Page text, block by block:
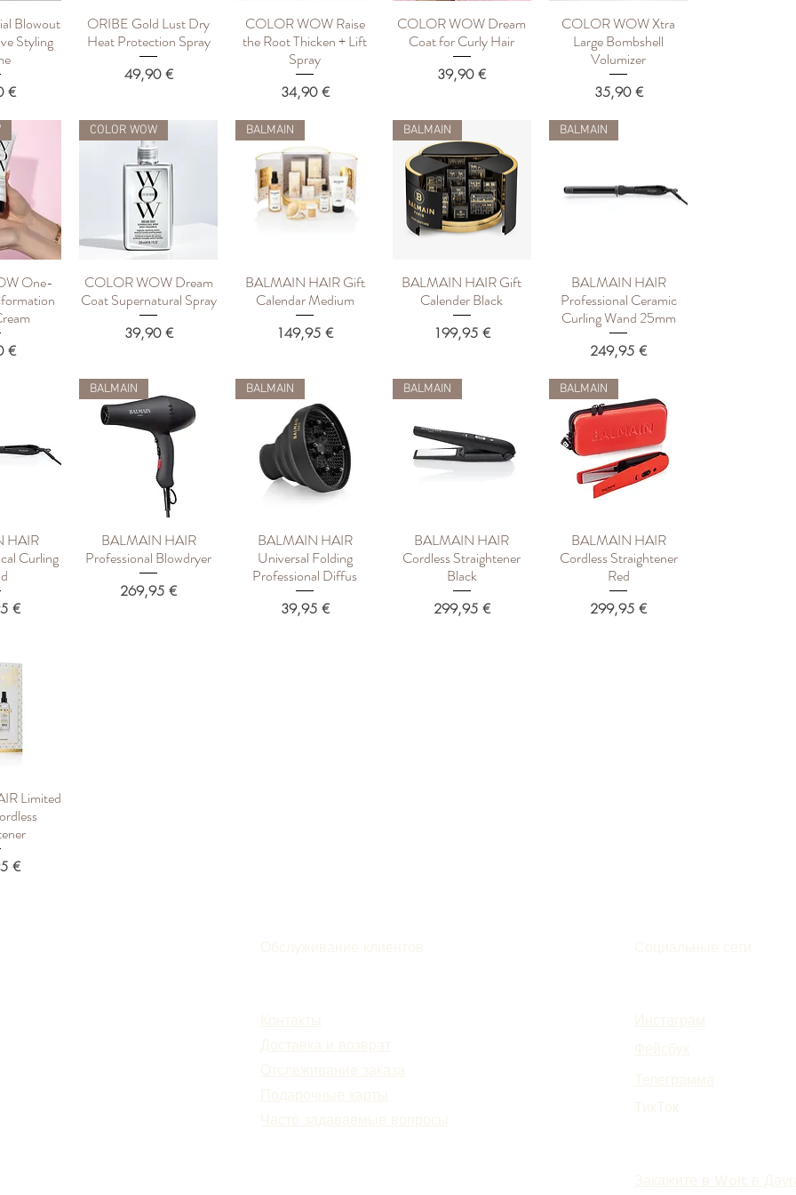
Blowout
Styling
€
Быстрый просмотр
ORIBE Gold Lust Dry
Heat Protection Spray
Цена
49,90 €
Быстрый просмотр
COLOR WOW Raise
the Root Thicken + Lift
Spray
Цена
34,90 €
Быстрый просмотр
COLOR WOW Dream
Coat for Curly Hair
Цена
39,90 €
Быстрый просмотр
COLOR WOW Xtra
Large Bombshell
Volumizer
Цена
35,90 €
One-
€
Быстрый просмотр
COLOR WOW
COLOR WOW Dream
Coat Supernatural Spray
Цена
39,90 €
Быстрый просмотр
BALMAIN
BALMAIN HAIR Gift
Calendar Medium
Цена
149,95 €
Быстрый просмотр
BALMAIN
BALMAIN HAIR Gift
Calender Black
Цена
199,95 €
Быстрый просмотр
BALMAIN
BALMAIN HAIR
Professional Ceramic
Curling Wand 25mm
Цена
249,95 €
HAIR
Curling
€
Быстрый просмотр
BALMAIN
BALMAIN HAIR
Professional Blowdryer
Цена
269,95 €
Быстрый просмотр
BALMAIN
BALMAIN HAIR
Universal Folding
Professional Diffus
Цена
39,95 €
Быстрый просмотр
BALMAIN
BALMAIN HAIR
Cordless Straightener
Black
Цена
299,95 €
Быстрый просмотр
BALMAIN
BALMAIN HAIR
Cordless Straightener
Red
Цена
299,95 €
Limited
€